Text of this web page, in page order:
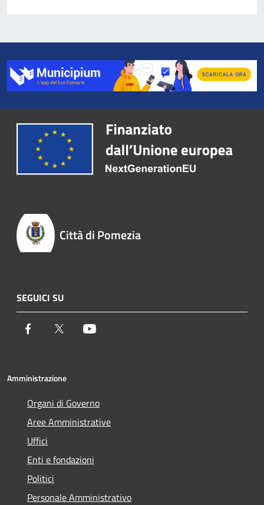
Città di Pomezia
SEGUICI SU
Facebook Twitter
Amministrazione
Organi di Governo
Aree Amministrative
Uffici
Enti e fondazioni
Politici
Personale Amministrativo